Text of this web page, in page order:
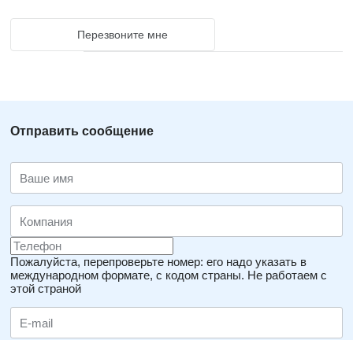
Перезвоните мне
Отправить сообщение
Пожалуйста, перепроверьте номер: его надо указать в
международном формате, с кодом страны. Не работаем с
этой страной